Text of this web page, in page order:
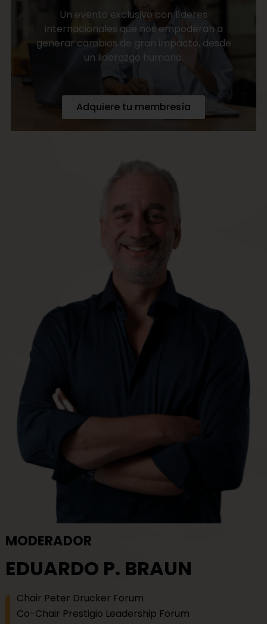
Un evento exclusivo con líderes
internacionales que nos empoderan a
generar cambios de gran impacto, desde
un liderazgo humano.
Adquiere tu membresía
MODERADOR
EDUARDO P. BRAUN
Chair Peter Drucker Forum
Co-Chair Prestigio Leadership Forum